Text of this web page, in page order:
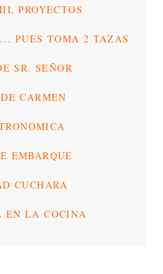
PROYECTOS
PUES TOMA 2 TAZAS
SR. SEÑOR
CARMEN
EMBARQUE
CUCHARA
EN LA COCINA